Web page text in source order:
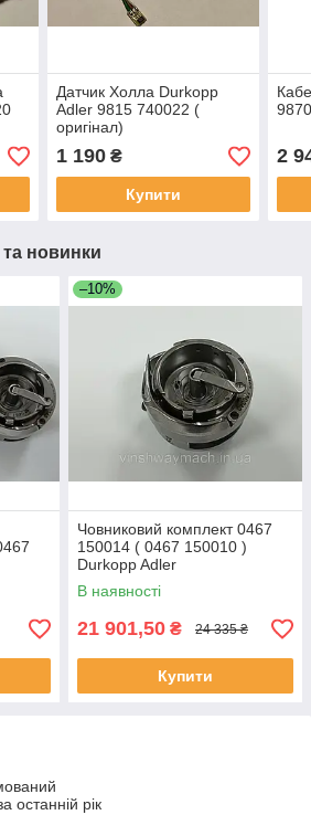
Датчик Холла Durkopp
Adler 9815 740022 (
оригінал)
1 190₴
Купити
2
та новинки
–10%
Човниковий комплект 0467
150014 ( 0467 150010 )
Durkopp Adler
В наявності
21 901,50 ₴ 24 335 ₴
Купити
останній рік